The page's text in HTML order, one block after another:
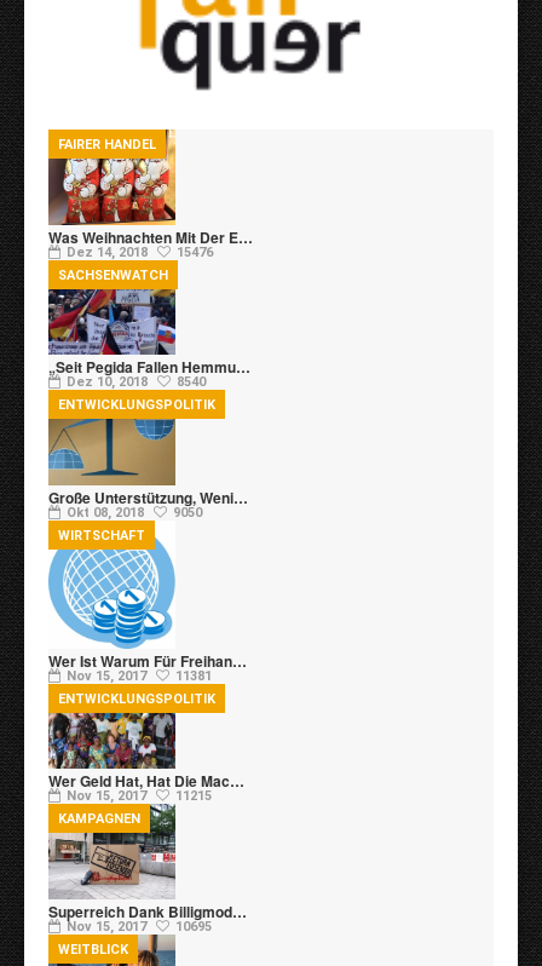
Was Weihnachten Mit Der E…
Dez 14, 2018 15476
FAIRER HANDEL
„Seit Pegida Fallen Hemmu…
Dez 10, 2018 8540
SACHSENWATCH
Große Unterstützung, Weni…
Okt 08, 2018 9050
ENTWICKLUNGSPOLITIK
Wer Ist Warum Für Freihan…
Nov 15, 2017 11381
WIRTSCHAFT
Wer Geld Hat, Hat Die Mac…
Nov 15, 2017 11215
ENTWICKLUNGSPOLITIK
Superreich Dank Billigmod…
Nov 15, 2017 10695
KAMPAGNEN
WEITBLICK